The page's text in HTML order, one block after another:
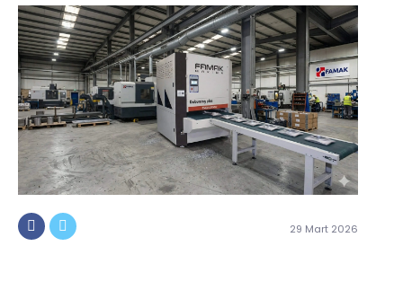
29 Mart 2026